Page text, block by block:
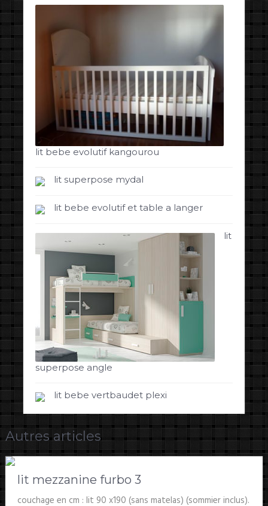
lit bebe evolutif kangourou
lit superpose mydal
lit bebe evolutif et table a langer
lit
superpose angle
lit bebe vertbaudet plexi
Autres articles
lit mezzanine furbo 3
couchage en cm : lit 90 x190 (sans matelas) (sommier inclus).